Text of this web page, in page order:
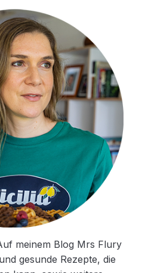
meinem Blog Mrs Flury
gesunde Rezepte, die